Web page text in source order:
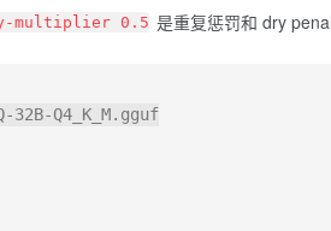
multiplier 0.5 是重复惩罚和 dry
32B-Q4_K_M.gguf